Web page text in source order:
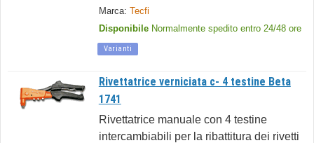
Marca: Tecfi
Disponibile Normalmente spedito entro 24/48 ore
Varianti
Rivettatrice verniciata c- 4 testine Beta
1741
Rivettatrice manuale con 4 testine
intercambiabili per la ribattitura dei rivetti